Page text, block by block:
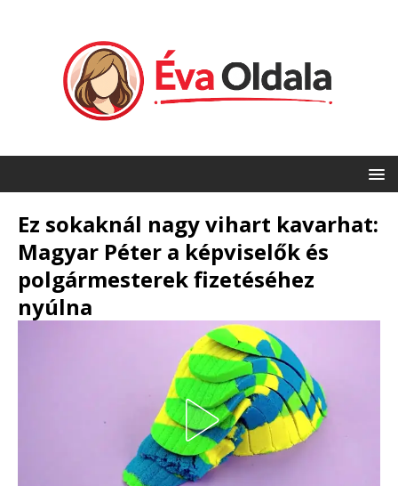
Ez sokaknál nagy vihart kavarhat:
Magyar Péter a képviselők és
polgármesterek fizetéséhez
nyúlna